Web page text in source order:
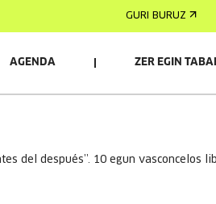
GURI BURUZ
AGENDA ZER EGIN
del después”. 10 egun vasconcelos